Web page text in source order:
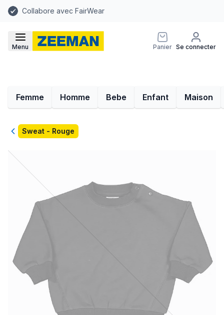
Collabore avec FairWear
Menu Panier Se connecter
Femme Homme Bebe Enfant Maison
RetourSweat - Rouge